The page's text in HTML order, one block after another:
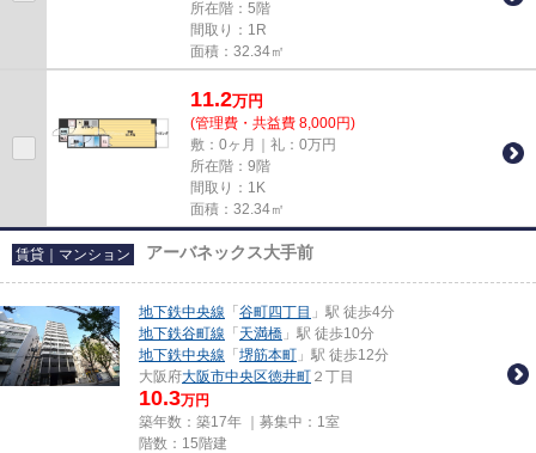
所在階：5階
間取り：1R
面積：32.34㎡
11.2万円
(管理費・共益費 8,000円)
敷：0ヶ月｜礼：0万円
所在階：9階
間取り：1K
面積：32.34㎡
賃貸｜マンション アーバネックス大手前
地下鉄中央線 「 谷町四丁目 」駅 徒歩4分
地下鉄谷町線 「 天満橋 」駅 徒歩10分
地下鉄中央線 「 堺筋本町 」駅 徒歩12分
大阪府大阪市中央区徳井町 ２丁目
10.3万円
築年数：築17年 ｜募集中： 1室
階数：15階建